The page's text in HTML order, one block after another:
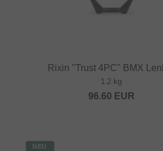
Rixin "Trust 4PC" BMX
1.2 kg
96.60 EUR
NEU